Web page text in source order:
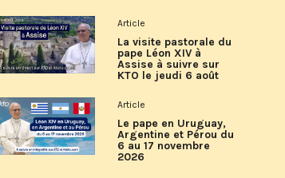
Article
La visite pastorale du
pape Léon XIV à
Assise à suivre sur
KTO le jeudi 6 août
Article
Le pape en Uruguay,
Argentine et Pérou du
6 au 17 novembre
2026